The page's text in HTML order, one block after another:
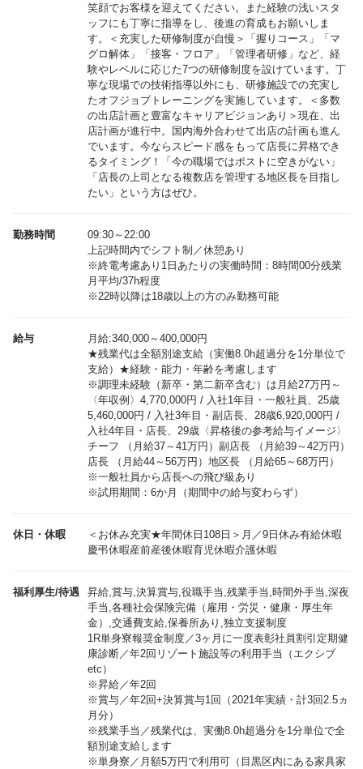
笑顔でお客様を迎えてください。また経験の浅いスタ
ッフにも丁寧に指導をし、後進の育成もお願いしま
す。＜充実した研修制度が自慢＞「握りコース」「マ
グロ解体」「接客・フロア」「管理者研修」など、経
験やレベルに応じた7つの研修制度を設けています。丁
寧な現場での技術指導以外にも、研修施設での充実し
たオフジョブトレーニングを実施しています。＜多数
の出店計画と豊富なキャリアビジョンあり＞現在、出
店計画が進行中。国内海外合わせて出店の計画も進ん
でいます。今ならスピード感をもって店長に昇格でき
るタイミング！「今の職場ではポストに空きがない」
「店長の上司となる複数店を管理する地区長を目指し
たい」という方はぜひ。
勤務時間
09:30～22:00
上記時間内でシフト制／休憩あり
※終電考慮あり1日あたりの実働時間：8時間00分残業
月平均/37h程度
※22時以降は18歳以上の方のみ勤務可能
給与
月給:340,000～400,000円
★残業代は全額別途支給（実働8.0h超過分を1分単位で
支給）★経験・能力・年齢を考慮します
※調理未経験（新卒・第二新卒含む）は月給27万円～
〈年収例〉4,770,000円 / 入社1年目・一般社員、25歳
5,460,000円 / 入社3年目・副店長、28歳6,920,000円 /
入社4年目・店長、29歳〈昇格後の参考給与イメージ〉
チーフ （月給37～41万円）副店長 （月給39～42万円）
店長 （月給44～56万円）地区長 （月給65～68万円）
※一般社員から店長への飛び級あり
休日・休暇
＜お休み充実★年間休日108日＞月／9日休み有給休暇
慶弔休暇産前産後休暇育児休暇介護休暇
福利厚生/待遇
昇給,賞与,決算賞与,役職手当,残業手当,時間外手当,深夜
手当,各種社会保険完備（雇用・労災・健康・厚生年
金）,交通費支給,保養所あり,独立支援制度
1R単身寮報奨金制度／3ヶ月に一度表彰社員割引定期健
康診断／年2回リゾート施設等の利用手当（エクシブ
etc）
※昇給／年2回
※賞与／年2回+決算賞与1回（2021年実績・計3回2.5ヵ
月分）
※残業手当／残業代は、実働8.0h超過分を1分単位で全
額別途支給します
※単身寮／月額5万円で利用可（目黒区内にある家具家